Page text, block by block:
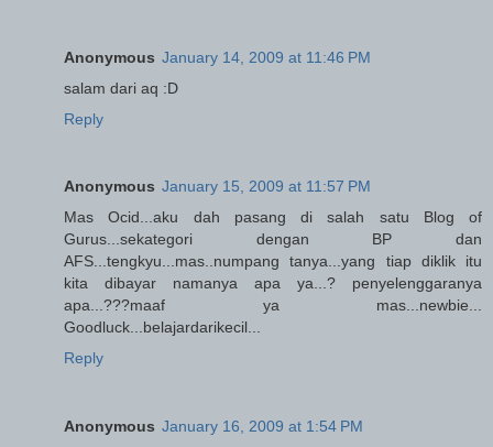
Anonymous January 14, 2009 at 11:46 PM
salam dari aq :D
Reply
Anonymous January 15, 2009 at 11:57 PM
Mas Ocid...aku dah pasang di salah satu Blog of
Gurus...sekategori dengan BP dan
AFS...tengkyu...mas..numpang tanya...yang tiap diklik itu
kita dibayar namanya apa ya...? penyelenggaranya
apa...???maaf ya mas...newbie...
Goodluck...belajardarikecil...
Reply
Anonymous January 16, 2009 at 1:54 PM